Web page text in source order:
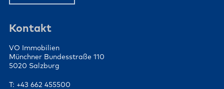
Kontakt
VO Immobilien
Münchner Bundesstraße 110
5020 Salzburg
T: +43 662 455500